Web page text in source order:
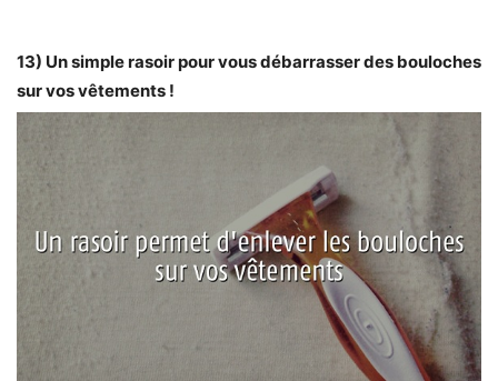
13) Un simple rasoir pour vous débarrasser des bouloches
sur vos vêtements !